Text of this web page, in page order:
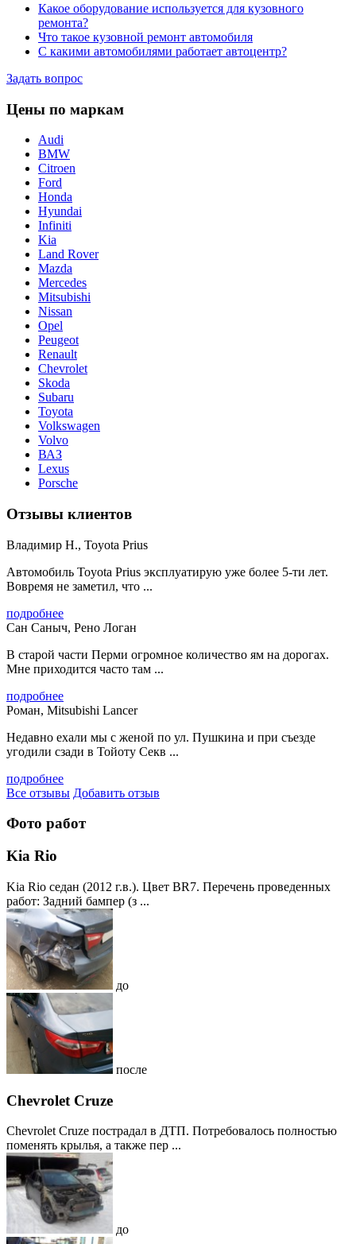
Какое оборудование используется для кузовного
ремонта?
Что такое кузовной ремонт автомобиля
С какими автомобилями работает автоцентр?
Задать вопрос
Цены по маркам
Audi
BMW
Citroen
Ford
Honda
Hyundai
Infiniti
Kia
Land Rover
Mazda
Mercedes
Mitsubishi
Nissan
Opel
Peugeot
Renault
Chevrolet
Skoda
Subaru
Toyota
Volkswagen
Volvo
ВАЗ
Lexus
Porsche
Отзывы клиентов
Владимир Н., Toyota Prius
Автомобиль Toyota Prius эксплуатирую уже более 5-ти лет.
Вовремя не заметил, что ...
подробнее
Сан Саныч, Рено Логан
В старой части Перми огромное количество ям на дорогах.
Мне приходится часто там ...
подробнее
Роман, Mitsubishi Lancer
Недавно ехали мы с женой по ул. Пушкина и при съезде
угодили сзади в Тойоту Секв ...
подробнее
Все отзывы Добавить отзыв
Фото работ
Kia Rio
Kia Rio седан (2012 г.в.). Цвет BR7. Перечень проведенных
работ: Задний бампер (з ...
до
после
Chevrolet Cruze
Chevrolet Cruze пострадал в ДТП. Потребовалось полностью
поменять крылья, а также пер ...
до